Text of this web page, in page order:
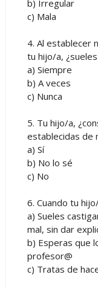
b) Irregular
c) Mala
4. Al establecer
tu hijo/a,
a) Siempre
b) A veces
c) Nunca
5. Tu hijo/a,
establecidas de
a) Sí
b) No lo sé
c) No
6. Cuando tu
a) Sueles
mal, sin dar
b) Esperas que
profesor@
c) Tratas de